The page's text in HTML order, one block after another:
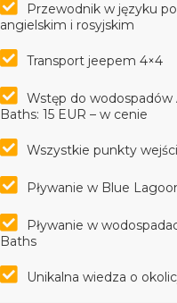
Przewodnik w języku
angielskim i rosyjskim
Transport jeepem 4×4
Wstęp do wodospadów
Baths: 15 EUR – w cenie
Wszystkie punkty
Pływanie w Blue
Pływanie w
Baths
Unikalna wiedza o